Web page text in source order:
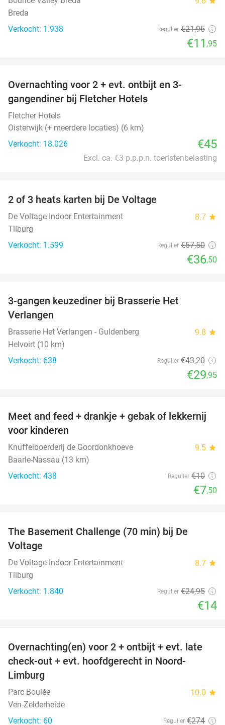
Breda
Verkocht: 1.938
Regulier €21,95
€11 ,95
Overnachting voor 2 + evt. ontbijt en 3-
gangendiner bij Fletcher Hotels
Fletcher Hotels
Oisterwijk (+ meerdere locaties) (6 km)
Verkocht: 18.026
€45
Excl. ca. €3 p.p.p.n. toeristenbelasting
2 of 3 heats karten bij De Voltage
De Voltage Indoor Entertainment 8.7 star
Tilburg
Verkocht: 1.599
Regulier €57,50
€36,50
3-gangen keuzediner bij Brasserie Het
Verlangen
Brasserie Het Verlangen - Guldenberg 9.8 star
Helvoirt (10 km)
Verkocht: 638
Regulier €43,20
€29,95
25%
Meet and feed + drankje + gebak of lekkernij
voor kinderen
Knuffelboerderij de Goordonkhoeve 9.5 star
Baarle-Nassau (13 km)
Verkocht: 438
Regulier €10
€7,50
The Basement Challenge (70 min) bij De
Voltage
De Voltage Indoor Entertainment 8.7 star
Tilburg
Verkocht: 1.840
Regulier €24,95
€14
42%
Overnachting(en) voor 2 + ontbijt + evt. late
check-out + evt. hoofdgerecht in Noord-
Limburg
Parc Boulée 10.0 star
Ven-Zelderheide
Verkocht: 60
Regulier €274